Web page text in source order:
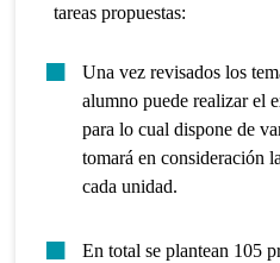
tareas propuestas:
Una vez revisados los
alumno puede realizar el
para lo cual dispone de
tomará en consideración
cada unidad.
En total se plantean 105